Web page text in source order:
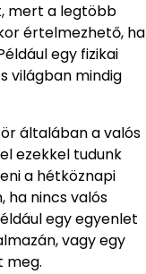
mert a legtöbb
értelmezhető, ha
egy fizikai
világban mindig
általában a valós
ezekkel tudunk
a hétköznapi
ha nincs valós
egy egyenlet
vagy egy
meg.